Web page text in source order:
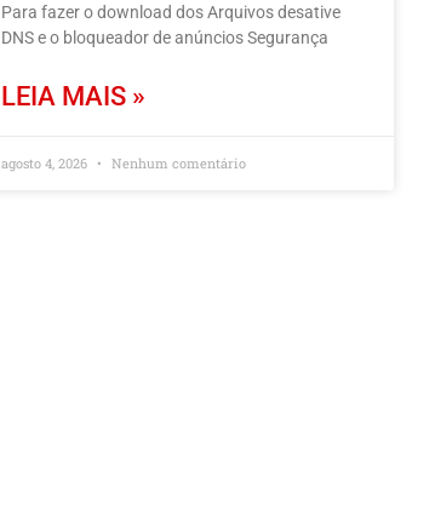
Para fazer o download dos Arquivos desative
DNS e o bloqueador de anúncios Segurança
LEIA MAIS »
agosto 4, 2026 Nenhum comentário